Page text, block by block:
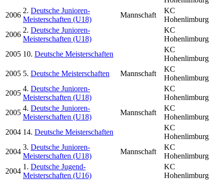
2006
2. Deutsche Junioren-
Meisterschaften (U18)
Mannschaft
KC
Hohenlimburg
2006
2. Deutsche Junioren-
Meisterschaften (U18)
KC
Hohenlimburg
2005 10. Deutsche Meisterschaften
KC
Hohenlimburg
2005 5. Deutsche Meisterschaften Mannschaft
KC
Hohenlimburg
2005
4. Deutsche Junioren-
Meisterschaften (U18)
KC
Hohenlimburg
2005
4. Deutsche Junioren-
Meisterschaften (U18)
Mannschaft
KC
Hohenlimburg
2004 14. Deutsche Meisterschaften
KC
Hohenlimburg
2004
3. Deutsche Junioren-
Meisterschaften (U18)
Mannschaft
KC
Hohenlimburg
2004
1. Deutsche Jugend-
Meisterschaften (U16)
KC
Hohenlimburg